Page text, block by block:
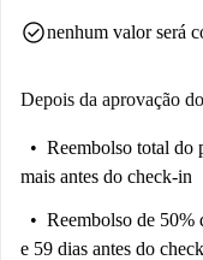
check_circlenenhum valor será
Depois da aprovação
Reembolso total do
mais antes do check-in
Reembolso de 50%
e 59 dias antes do